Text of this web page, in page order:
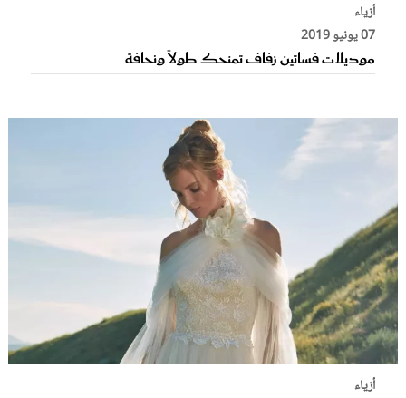
أزياء
07 يونيو 2019
موديلات فساتين زفاف تمنحك طولاً ونحافة
أزياء